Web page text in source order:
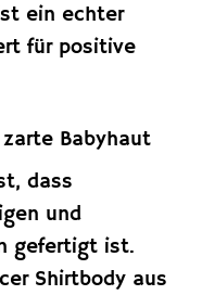
ein echter
für positive
Babyhaut
dass
und
gefertigt ist.
Shirtbody aus